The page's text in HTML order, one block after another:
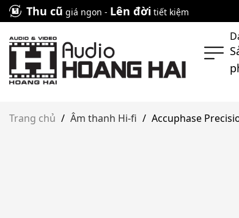
Skip
to
content
Thu cũ giá ngon - Lên đời tiết kiệm
Trang chủ / Âm thanh Hi-fi / Accuphase